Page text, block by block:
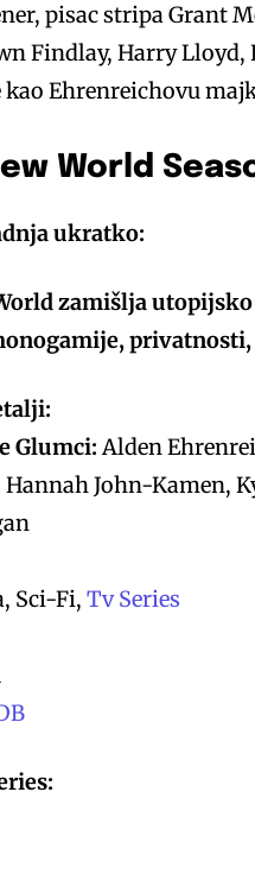
pisac stripa Grant
Findlay, Harry
Ehrenreichovu
World
ukratko:
zamišlja
Glumci:Alden
John-Kamen,
Sci-Fi,Tv Series